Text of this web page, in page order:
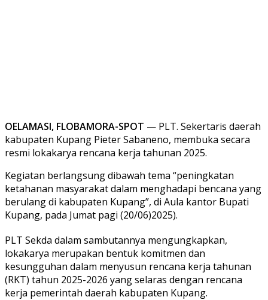
OELAMASI, FLOBAMORA-SPOT — PLT. Sekertaris daerah
kabupaten Kupang Pieter Sabaneno, membuka secara
resmi lokakarya rencana kerja tahunan 2025.
Kegiatan berlangsung dibawah tema “peningkatan
ketahanan masyarakat dalam menghadapi bencana yang
berulang di kabupaten Kupang”, di Aula kantor Bupati
Kupang, pada Jumat pagi (20/06)2025).
PLT Sekda dalam sambutannya mengungkapkan,
lokakarya merupakan bentuk komitmen dan
kesungguhan dalam menyusun rencana kerja tahunan
(RKT) tahun 2025-2026 yang selaras dengan rencana
kerja pemerintah daerah kabupaten Kupang.